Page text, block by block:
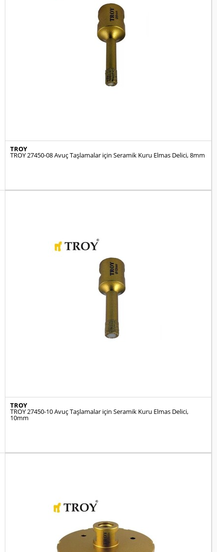
TROY
TROY 27450-08 Avuç Taşlamalar için Seramik Kuru Elmas Delici, 8mm
TROY
TROY 27450-10 Avuç Taşlamalar için Seramik Kuru Elmas Delici,
10mm